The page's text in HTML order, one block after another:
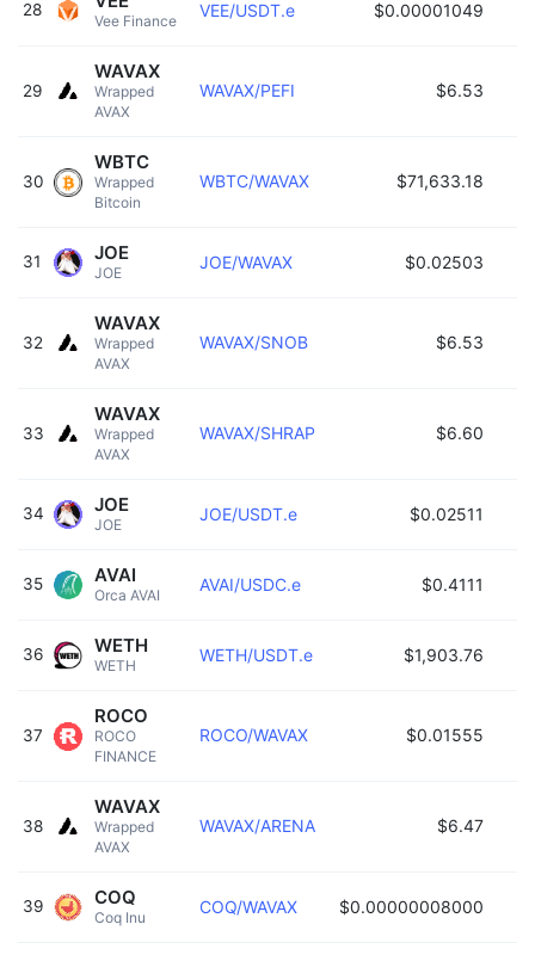
28
Vee Finance
VEE/USDT.e $0.00001049
29
Wrapped
AVAX
WAVAX
WAVAX/PEFI $6.53
30
Wrapped
Bitcoin
WBTC
WBTC/WAVAX $71,633.18
31
JOE
JOE JOE/WAVAX $0.02503
32
Wrapped
AVAX
WAVAX
WAVAX/SNOB $6.53
33
Wrapped
AVAX
WAVAX
WAVAX/SHRAP $6.60
34
JOE
JOE JOE/USDT.e $0.02511
35
Orca AVAI
AVAI AVAI/USDC.e $0.4111
36
WETH
WETH WETH/USDT.e $1,903.76
37
ROCO
FINANCE
ROCO
ROCO/WAVAX $0.01555
38
Wrapped
AVAX
WAVAX
WAVAX/ARENA $6.47
39
Coq Inu
COQ COQ/WAVAX $0.00000008000